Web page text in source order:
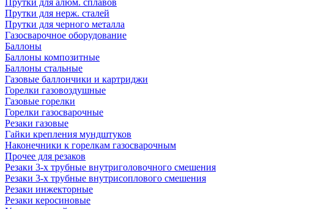
Прутки для алюм. сплавов
Прутки для нерж. сталей
Прутки для черного металла
Газосварочное оборудование
Баллоны
Баллоны композитные
Баллоны стальные
Газовые баллончики и картриджи
Горелки газовоздушные
Газовые горелки
Горелки газосварочные
Резаки газовые
Гайки крепления мундштуков
Наконечники к горелкам газосварочным
Прочее для резаков
Резаки 3-х трубные внутриголовочного смешения
Резаки 3-х трубные внутрисоплового смешения
Резаки инжекторные
Резаки керосиновые